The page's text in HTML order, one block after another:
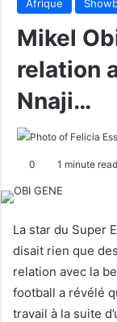
Afrique
Mikel
relation
Nnaji…
0 1 minute read
La star du Super
disait rien que
relation avec la
football a révélé
travail à la suite